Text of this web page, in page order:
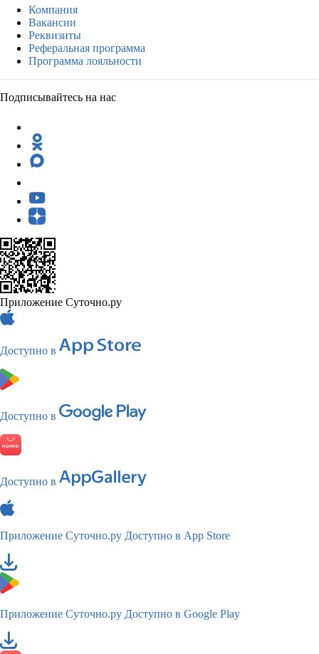
Компания
Вакансии
Реквизиты
Реферальная программа
Программа лояльности
Подписывайтесь на нас
Приложение Суточно.ру
Доступно в
Доступно в
Доступно в
Приложение Суточно.ру Доступно в App Store
Приложение Суточно.ру Доступно в Google Play